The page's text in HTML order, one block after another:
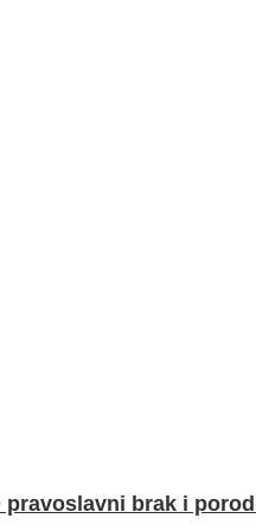
pravoslavni brak i